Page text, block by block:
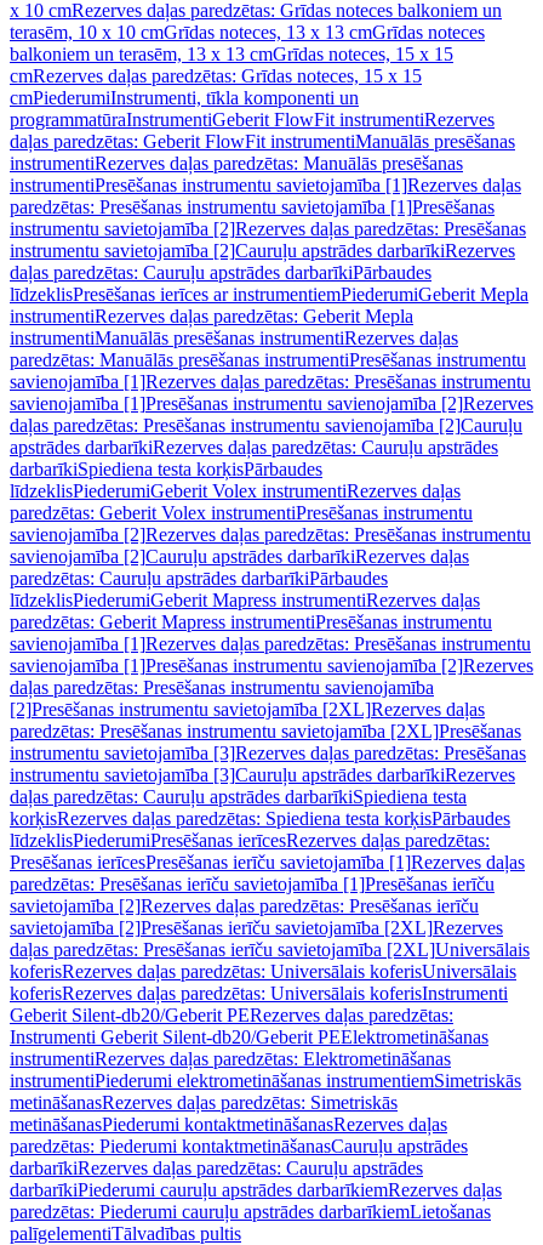
x 10 cmRezerves daļas paredzētas: Grīdas noteces balkoniem un
terasēm, 10 x 10 cmGrīdas noteces, 13 x 13 cmGrīdas noteces
balkoniem un terasēm, 13 x 13 cmGrīdas noteces, 15 x 15
cmRezerves daļas paredzētas: Grīdas noteces, 15 x 15
cmPiederumiInstrumenti, tīkla komponenti un
programmatūraInstrumentiGeberit FlowFit instrumentiRezerves
daļas paredzētas: Geberit FlowFit instrumentiManuālās presēšanas
instrumentiRezerves daļas paredzētas: Manuālās presēšanas
instrumentiPresēšanas instrumentu savietojamība [1]Rezerves daļas
paredzētas: Presēšanas instrumentu savietojamība [1]Presēšanas
instrumentu savietojamība [2]Rezerves daļas paredzētas: Presēšanas
instrumentu savietojamība [2]Cauruļu apstrādes darbarīkiRezerves
daļas paredzētas: Cauruļu apstrādes darbarīkiPārbaudes
līdzeklisPresēšanas ierīces ar instrumentiemPiederumiGeberit Mepla
instrumentiRezerves daļas paredzētas: Geberit Mepla
instrumentiManuālās presēšanas instrumentiRezerves daļas
paredzētas: Manuālās presēšanas instrumentiPresēšanas instrumentu
savienojamība [1]Rezerves daļas paredzētas: Presēšanas instrumentu
savienojamība [1]Presēšanas instrumentu savienojamība [2]Rezerves
daļas paredzētas: Presēšanas instrumentu savienojamība [2]Cauruļu
apstrādes darbarīkiRezerves daļas paredzētas: Cauruļu apstrādes
darbarīkiSpiediena testa korķisPārbaudes
līdzeklisPiederumiGeberit Volex instrumentiRezerves daļas
paredzētas: Geberit Volex instrumentiPresēšanas instrumentu
savienojamība [2]Rezerves daļas paredzētas: Presēšanas instrumentu
savienojamība [2]Cauruļu apstrādes darbarīkiRezerves daļas
paredzētas: Cauruļu apstrādes darbarīkiPārbaudes
līdzeklisPiederumiGeberit Mapress instrumentiRezerves daļas
paredzētas: Geberit Mapress instrumentiPresēšanas instrumentu
savienojamība [1]Rezerves daļas paredzētas: Presēšanas instrumentu
savienojamība [1]Presēšanas instrumentu savienojamība [2]Rezerves
daļas paredzētas: Presēšanas instrumentu savienojamība
[2]Presēšanas instrumentu savietojamība [2XL]Rezerves daļas
paredzētas: Presēšanas instrumentu savietojamība [2XL]Presēšanas
instrumentu savietojamība [3]Rezerves daļas paredzētas: Presēšanas
instrumentu savietojamība [3]Cauruļu apstrādes darbarīkiRezerves
daļas paredzētas: Cauruļu apstrādes darbarīkiSpiediena testa
korķisRezerves daļas paredzētas: Spiediena testa korķisPārbaudes
līdzeklisPiederumiPresēšanas ierīcesRezerves daļas paredzētas:
Presēšanas ierīcesPresēšanas ierīču savietojamība [1]Rezerves daļas
paredzētas: Presēšanas ierīču savietojamība [1]Presēšanas ierīču
savietojamība [2]Rezerves daļas paredzētas: Presēšanas ierīču
savietojamība [2]Presēšanas ierīču savietojamība [2XL]Rezerves
daļas paredzētas: Presēšanas ierīču savietojamība [2XL]Universālais
koferisRezerves daļas paredzētas: Universālais koferisUniversālais
koferisRezerves daļas paredzētas: Universālais koferisInstrumenti
Geberit Silent-db20/Geberit PERezerves daļas paredzētas:
Instrumenti Geberit Silent-db20/Geberit PEElektrometināšanas
instrumentiRezerves daļas paredzētas: Elektrometināšanas
instrumentiPiederumi elektrometināšanas instrumentiemSimetriskās
metināšanasRezerves daļas paredzētas: Simetriskās
metināšanasPiederumi kontaktmetināšanasRezerves daļas
paredzētas: Piederumi kontaktmetināšanasCauruļu apstrādes
darbarīkiRezerves daļas paredzētas: Cauruļu apstrādes
darbarīkiPiederumi cauruļu apstrādes darbarīkiemRezerves daļas
paredzētas: Piederumi cauruļu apstrādes darbarīkiemLietošanas
palīgelementiTālvadības pultis